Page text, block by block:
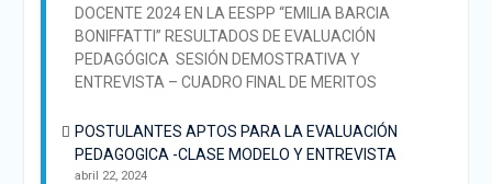
DOCENTE 2024 EN LA EESPP “EMILIA BARCIA
BONIFFATTI” RESULTADOS DE EVALUACIÓN
PEDAGÓGICA SESIÓN DEMOSTRATIVA Y
ENTREVISTA – CUADRO FINAL DE MERITOS
POSTULANTES APTOS PARA LA EVALUACIÓN
PEDAGOGICA -CLASE MODELO Y ENTREVISTA
abril 22, 2024